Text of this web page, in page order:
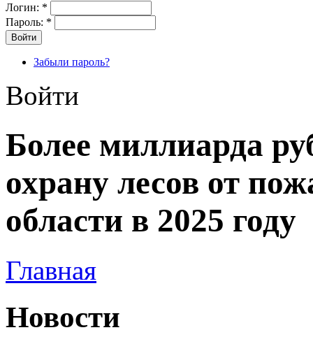
Логин: *
Пароль: *
Забыли пароль?
Войти
Более миллиарда
охрану лесов от
области в 2025 году
Главная
Новости